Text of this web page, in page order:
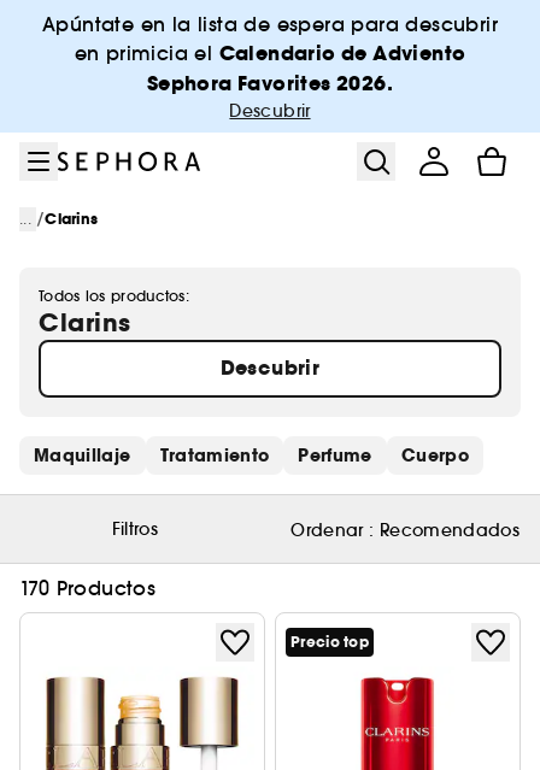
Ir al menú
Ir al contenido principal
Ir al pie de página
Apúntate en la lista de espera para descubrir
en primicia el Calendario de Adviento
Sephora Favorites 2026.
Descubrir
... /Clarins
Todos los productos:
Clarins
Descubrir
Saltar los enlaces rápidos
Maquillaje Tratamiento Perfume Cuerpo
Filtros Ordenar : Recomendados
170 Productos
Precio top